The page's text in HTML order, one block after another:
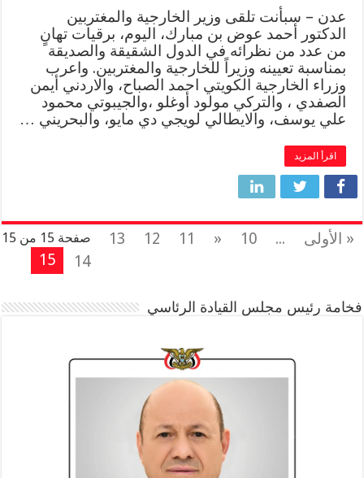
عدن – سبأنت تلقى وزير الخارجية والمغتربين
الدكتور أحمد عوض بن مبارك، اليوم، برقيات تهانٍ
من عدد من نظرائه في الدول الشقيقة والصديقة
بمناسبة تعيينه وزيراً للخارجية والمغتربين. واعرب
وزراء الخارجية الكويتي احمد الصباح، والاردني أيمن
الصفدي ، والتركي مولود أوغلو ،والجيبوتي محمود
علي يوسف، والايطالي لويجي دي مايو، والبحريني …
اقرأ المزيد
صفحة 15 من 15 « الأولى ...
10
«
11
12
13
14
15
فخامة رئيس مجلس القيادة الرئاسي